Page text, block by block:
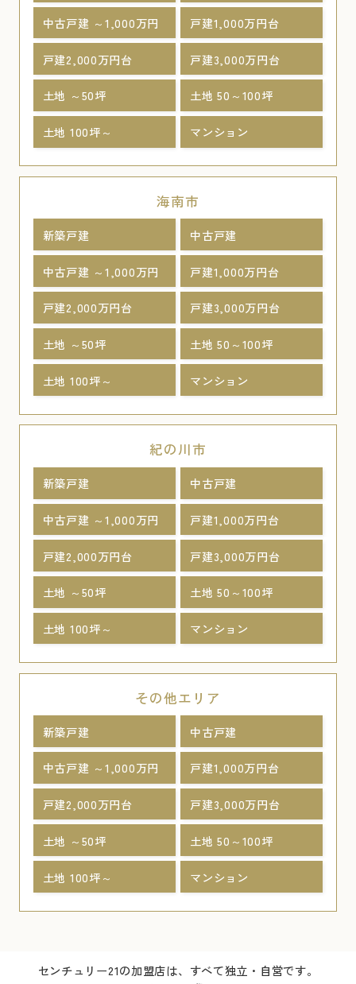
中古戸建 ～1,000万円 戸建1,000万円台
戸建2,000万円台 戸建3,000万円台
土地 ～50坪 土地 50～100坪
土地 100坪～ マンション
海南市
新築戸建 中古戸建
中古戸建 ～1,000万円 戸建1,000万円台
戸建2,000万円台 戸建3,000万円台
土地 ～50坪 土地 50～100坪
土地 100坪～ マンション
紀の川市
新築戸建 中古戸建
中古戸建 ～1,000万円 戸建1,000万円台
戸建2,000万円台 戸建3,000万円台
土地 ～50坪 土地 50～100坪
土地 100坪～ マンション
その他エリア
新築戸建 中古戸建
中古戸建 ～1,000万円 戸建1,000万円台
戸建2,000万円台 戸建3,000万円台
土地 ～50坪 土地 50～100坪
土地 100坪～ マンション
センチュリー21の加盟店は、すべて独立・自営です。